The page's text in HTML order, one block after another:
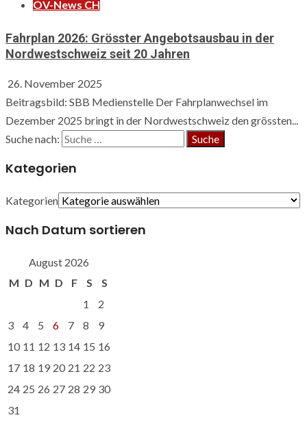
ÖV-News CH
Fahrplan 2026: Grösster Angebotsausbau in der
Nordwestschweiz seit 20 Jahren
26. November 2025
Beitragsbild: SBB Medienstelle Der Fahrplanwechsel im
Dezember 2025 bringt in der Nordwestschweiz den grössten...
Suche nach:
Kategorien
Kategorien
Nach Datum sortieren
August 2026
M D M D F S
S
1
2
3
4 5 6 7 8
9
10 11 12 13 14 15 16
17 18 19 20 21 22 23
24 25 26 27 28 29 30
31